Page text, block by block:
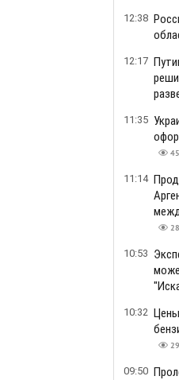
12:38
12:17
11:35
11:14
10:53
10:32
09:50